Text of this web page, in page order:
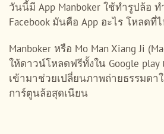
วันนี้มี App Manboker ใช้ทำรูปล้อ
Facebook มันคือ App อะไร โหลดที่
Manboker หรือ Mo Man Xiang Ji
ให้ดาวน์โหลดฟรีทั้งใน Google play
เข้ามาช่วยเปลี่ยนภาพถ่ายธรรมดา
การ์ตูนล้อสุดเนียน